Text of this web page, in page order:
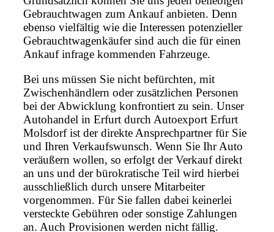
Gebrauchtwagen zum Ankauf anbieten. Denn
ebenso vielfältig wie die Interessen potenzieller
Gebrauchtwagenkäufer sind auch die für einen
Ankauf infrage kommenden Fahrzeuge.
Bei uns müssen Sie nicht befürchten, mit
Zwischenhändlern oder zusätzlichen Personen
bei der Abwicklung konfrontiert zu sein. Unser
Autohandel in Erfurt durch Autoexport Erfurt
Molsdorf ist der direkte Ansprechpartner für Sie
und Ihren Verkaufswunsch. Wenn Sie Ihr Auto
veräußern wollen, so erfolgt der Verkauf direkt
an uns und der bürokratische Teil wird hierbei
ausschließlich durch unsere Mitarbeiter
vorgenommen. Für Sie fallen dabei keinerlei
versteckte Gebühren oder sonstige Zahlungen
an. Auch Provisionen werden nicht fällig.